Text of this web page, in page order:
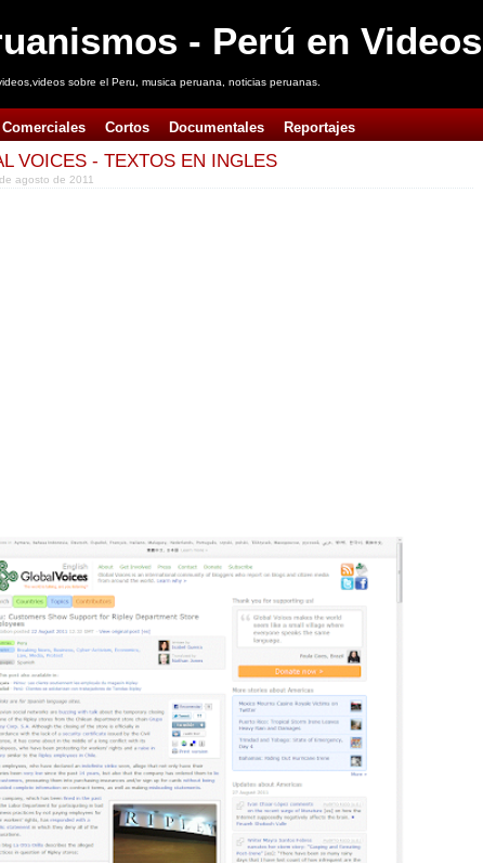
- Perú en Videos
sobre el Peru, musica peruana, noticias peruanas.
Comerciales Cortos Documentales Reportajes
VOICES - TEXTOS EN INGLES
agosto de 2011